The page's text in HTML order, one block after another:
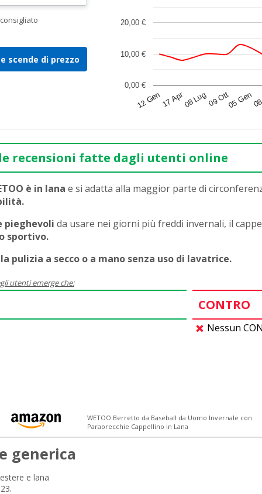
scende di prezzo
12 Gen17 Apr08 Lug09 Ott05 Gen
0,00 €
10,00 €
20,00 €
recensioni fatte dagli utenti online
è in lana e si adatta alla maggior parte di
pieghevoli da usare nei giorni più freddi invernali, il
sportivo.
pulizia a secco o a mano senza uso di lavatrice.
utenti emerge che:
CONTRO
Nessun
WETOO Berretto da Baseball da Uomo Invernale con
Paraorecchie Cappellino in Lana
generica
e lana